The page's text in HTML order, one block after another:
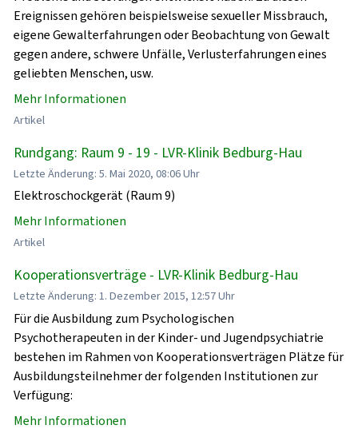
Ereignissen gehören beispielsweise sexueller Missbrauch,
eigene Gewalterfahrungen oder Beobachtung von Gewalt
gegen andere, schwere Unfälle, Verlusterfahrungen eines
geliebten Menschen, usw.
Mehr Informationen
Artikel
Rundgang: Raum 9 - 19 - LVR-Klinik Bedburg-Hau
Letzte Änderung: 5. Mai 2020, 08:06 Uhr
Elektroschockgerät (Raum 9)
Mehr Informationen
Artikel
Kooperationsverträge - LVR-Klinik Bedburg-Hau
Letzte Änderung: 1. Dezember 2015, 12:57 Uhr
Für die Ausbildung zum Psychologischen
Psychotherapeuten in der Kinder- und Jugendpsychiatrie
bestehen im Rahmen von Kooperationsverträgen Plätze für
Ausbildungsteilnehmer der folgenden Institutionen zur
Verfügung:
Mehr Informationen